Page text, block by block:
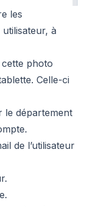
les
à
photo
Celle-ci
le département
de l’utilisateur